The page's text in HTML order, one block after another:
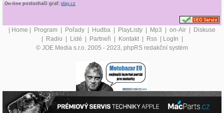
On-line posluchači graf: play.cz
| Home | Program | Pořady | Hudba | PlayListy | Mp3 | on-Air | Diskuse
| Radio | Lidé | Partneři | Kontakt | Rss | LogIn |
© JOE Media s.r.o. 2005 - 2023, phpRS redakční systém